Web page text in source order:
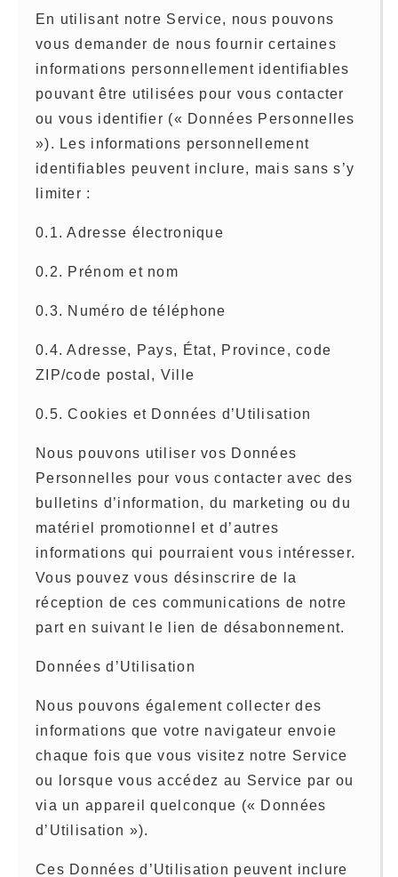
En utilisant notre Service, nous pouvons
vous demander de nous fournir certaines
informations personnellement identifiables
pouvant être utilisées pour vous contacter
ou vous identifier (« Données Personnelles
»). Les informations personnellement
identifiables peuvent inclure, mais sans s’y
limiter :
0.1. Adresse électronique
0.2. Prénom et nom
0.3. Numéro de téléphone
0.4. Adresse, Pays, État, Province, code
ZIP/code postal, Ville
0.5. Cookies et Données d’Utilisation
Nous pouvons utiliser vos Données
Personnelles pour vous contacter avec des
bulletins d’information, du marketing ou du
matériel promotionnel et d’autres
informations qui pourraient vous intéresser.
Vous pouvez vous désinscrire de la
réception de ces communications de notre
part en suivant le lien de désabonnement.
Données d’Utilisation
Nous pouvons également collecter des
informations que votre navigateur envoie
chaque fois que vous visitez notre Service
ou lorsque vous accédez au Service par ou
via un appareil quelconque (« Données
d’Utilisation »).
Ces Données d’Utilisation peuvent inclure